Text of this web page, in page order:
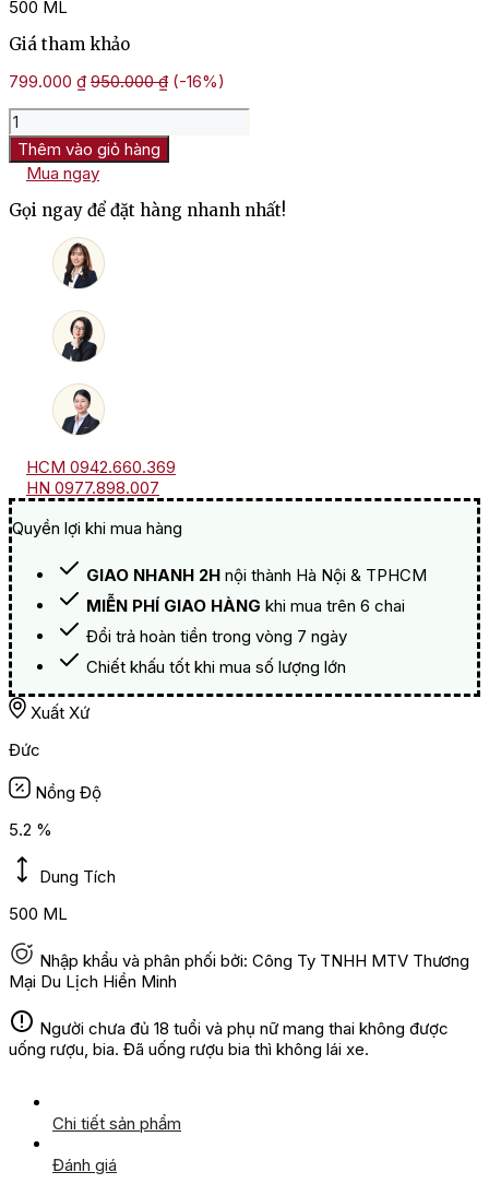
500 ML
Giá tham khảo
799.000 ₫ 950.000₫ (-16%)
Bia
Fussball
Naturtrub
5.2%
–
Thùng
Thêm vào giỏ hàng
Mua ngay
Gọi ngay để đặt hàng nhanh nhất!
HCM 0942.660.369
HN 0977.898.007
Quyền lợi khi mua hàng
GIAO NHANH 2H nội thành Hà Nội & TPHCM
MIỄN PHÍ GIAO HÀNG khi mua trên 6 chai
Đổi trả hoàn tiền trong vòng 7 ngày
Chiết khấu tốt khi mua số lượng lớn
Xuất Xứ
Đức
Nồng Độ
5.2 %
Dung Tích
500 ML
Nhập khẩu và phân phối bởi: Công Ty TNHH MTV Thương
Mại Du Lịch Hiền Minh
Người chưa đủ 18 tuổi và phụ nữ mang thai không được
uống rượu, bia. Đã uống rượu bia thì không lái xe.
Chi tiết sản phẩm
Đánh giá